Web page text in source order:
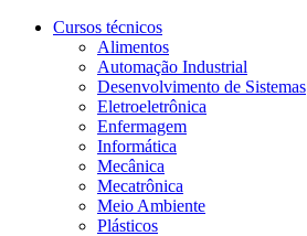
Cursos técnicos
Alimentos
Automação Industrial
Desenvolvimento de Sistemas
Eletroeletrônica
Enfermagem
Informática
Mecânica
Mecatrônica
Meio Ambiente
Plásticos